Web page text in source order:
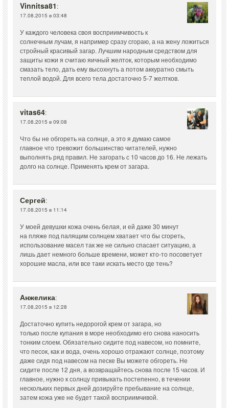
Vinnitsa81:
17.08.2015 в 03:48
У каждого человека своя восприимчивость к
солнечным лучам, я например сразу сгораю, а на жену ложиться
стройный красивый загар. Лучшим народным средством для
защиты кожи я считаю яичный желток, которым необходимо
смазать тело, дать ему высохнуть а потом аккуратно смыть
теплой водой. Для всего тела достаточно 5-7 желтков.
vitas64:
17.08.2015 в 09:08
Что бы не обгореть на солнце, а это я думаю самое
главное что тревожит большинство читателей, нужно
выполнять ряд правил. Не загорать с 10 часов до 16. Не лежать
долго на солнце. Применять крем от загара.
Сергей:
17.08.2015 в 11:14
У моей девушки кожа очень белая, и ей даже 30 минут
на пляже под палящим солнцем хватает что бы сгореть,
использование масел так же не сильно спасает ситуацию, а
лишь дает немного больше времени, может кто-то посоветует
хорошие масла, или все таки искать место где тень?
Анжелика:
17.08.2015 в 12:28
Достаточно купить недорогой крем от загара, но
только после купания в море необходимо его снова наносить
тонким слоем. Обязательно сидите под навесом, но помните,
что песок, как и вода, очень хорошо отражают солнце, поэтому
даже сидя под навесом на песке Вы можете обгореть. Не
сидите после 12 дня, а возвращайтесь снова после 15 часов. И
главное, нужно к солнцу привыкать постепенно, в течении
нескольких первых дней дозируйте пребывание на солнце,
затем кожа уже не будет такой восприимчивой.